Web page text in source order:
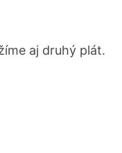
aj druhý plát.